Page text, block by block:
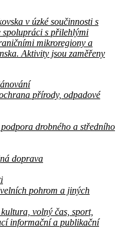
v úzké součinnosti s
spolupráci s přilehlými
mikroregiony a
Aktivity jsou zaměřeny
přírody, odpadové
drobného a středního
doprava
pohrom a jiných
volný čas, sport,
informační a publikační